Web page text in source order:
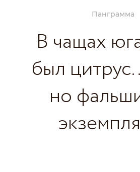
Панграмма
В чащах
был
но